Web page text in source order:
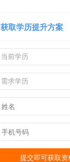
获取学历提升方案